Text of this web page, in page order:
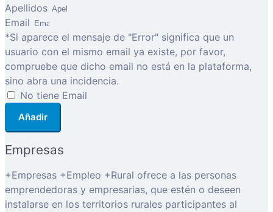
Apellidos
Email
*Si aparece el mensaje de "Error" significa que un
usuario con el mismo email ya existe, por favor,
compruebe que dicho email no está en la plataforma,
sino abra una incidencia.
No tiene Email
Añadir
Empresas
+Empresas +Empleo +Rural ofrece a las personas
emprendedoras y empresarias, que estén o deseen
instalarse en los territorios rurales participantes al